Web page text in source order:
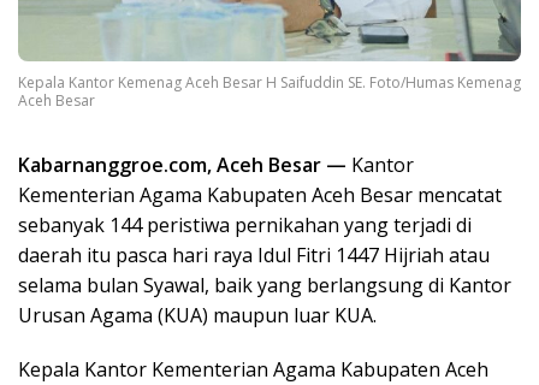
Kepala Kantor Kemenag Aceh Besar H Saifuddin SE. Foto/Humas Kemenag
Aceh Besar
Kabarnanggroe.com, Aceh Besar — Kantor
Kementerian Agama Kabupaten Aceh Besar mencatat
sebanyak 144 peristiwa pernikahan yang terjadi di
daerah itu pasca hari raya Idul Fitri 1447 Hijriah atau
selama bulan Syawal, baik yang berlangsung di Kantor
Urusan Agama (KUA) maupun luar KUA.
Kepala Kantor Kementerian Agama Kabupaten Aceh